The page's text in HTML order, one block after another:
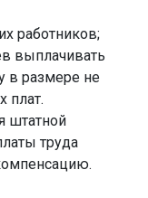
работников;
выплачивать
в размере не
плат.
штатной
труда